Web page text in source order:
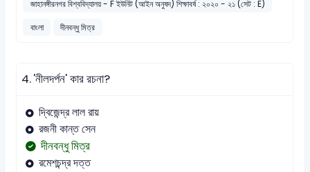
জাহানঙ্গীরনগর বিশ্ববিদ্যালয় - F ইউনিট (আইন অনুষদ) শিক্ষাবর্ষ : ২০২০ - ২১ (সেট : E)
বাংলা
দীনবন্ধু মিত্র
4.'নীলদর্পন' কার রচনা?
দ্বিজেন্দ্র লাল রায়
রজনী কান্ত সেন
দীনবন্ধু মিত্র
রমেশচন্দ্র দত্ত